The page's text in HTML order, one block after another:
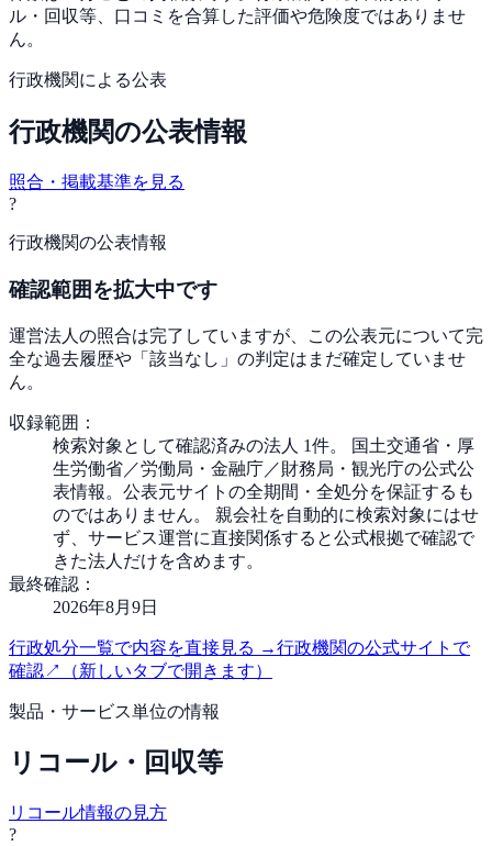
ル・回収等、口コミを合算した評価や危険度ではありませ
ん。
行政機関による公表
行政機関の公表情報
照合・掲載基準を見る
?
行政機関の公表情報
確認範囲を拡大中です
運営法人の照合は完了していますが、この公表元について完
全な過去履歴や「該当なし」の判定はまだ確定していませ
ん。
収録範囲：
検索対象として確認済みの法人 1件。 国土交通省・厚
生労働省／労働局・金融庁／財務局・観光庁の公式公
表情報。公表元サイトの全期間・全処分を保証するも
のではありません。 親会社を自動的に検索対象にはせ
ず、サービス運営に直接関係すると公式根拠で確認で
きた法人だけを含めます。
最終確認：
2026年8月9日
行政処分一覧で内容を直接見る →行政機関の公式サイトで
確認↗ （新しいタブで開きます）
製品・サービス単位の情報
リコール・回収等
リコール情報の見方
?